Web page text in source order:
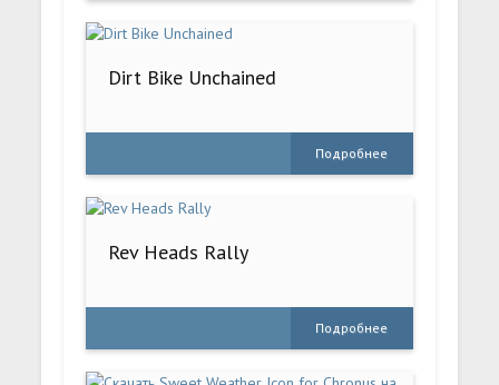
Dirt Bike Unchained
Подробнее
Rev Heads Rally
Подробнее